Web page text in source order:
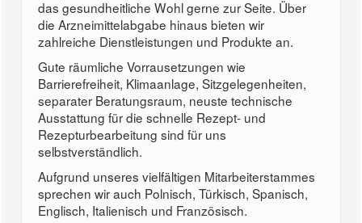
das gesundheitliche Wohl gerne zur Seite. Über
die Arzneimittelabgabe hinaus bieten wir
zahlreiche Dienstleistungen und Produkte an.
Gute räumliche Vorrausetzungen wie
Barrierefreiheit, Klimaanlage, Sitzgelegenheiten,
separater Beratungsraum, neuste technische
Ausstattung für die schnelle Rezept- und
Rezepturbearbeitung sind für uns
selbstverständlich.
Aufgrund unseres vielfältigen Mitarbeiterstammes
sprechen wir auch Polnisch, Türkisch, Spanisch,
Englisch, Italienisch und Französisch.